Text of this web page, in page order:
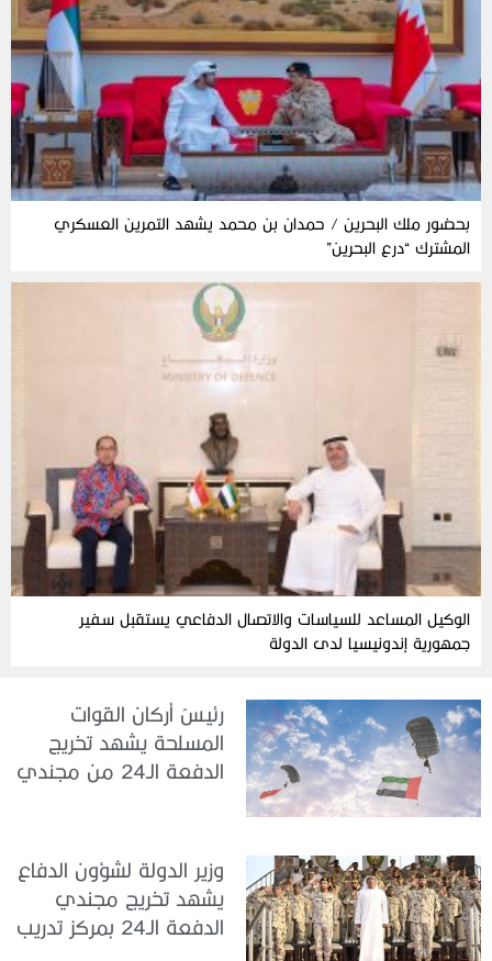
بحضور ملك البحرين / حمدان بن محمد يشهد التمرين العسكري
المشترك “درع البحرين”
الوكيل المساعد للسياسات والاتصال الدفاعي يستقبل سفير
جمهورية إندونيسيا لدى الدولة
رئيسُ أركان القوات
المسلحة يشهد تخريج
الدفعة الـ24 من مجندي
وزير الدولة لشؤون الدفاع
يشهد تخريج مجندي
الدفعة الـ24 بمركز تدريب